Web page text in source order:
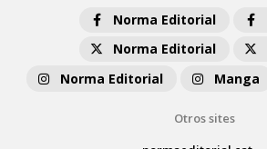
Norma Editorial
Norma Editorial
Norma Editorial
Manga
Otros sites